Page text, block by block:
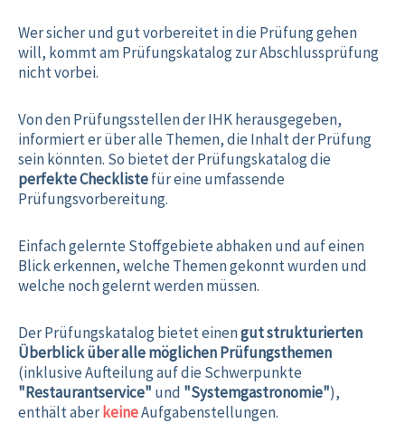
Wer sicher und gut vorbereitet in die Prüfung gehen
will, kommt am Prüfungskatalog zur Abschlussprüfung
nicht vorbei.
Von den Prüfungsstellen der IHK herausgegeben,
informiert er über alle Themen, die Inhalt der Prüfung
sein könnten. So bietet der Prüfungskatalog die
perfekte Checklistefür eine umfassende
Prüfungsvorbereitung.
Einfach gelernte Stoffgebiete abhaken und auf einen
Blick erkennen, welche Themen gekonnt wurden und
welche noch gelernt werden müssen.
Der Prüfungskatalog bietet einengut strukturierten
Überblick über alle möglichen Prüfungsthemen
(inklusive Aufteilung auf die Schwerpunkte
"Restaurantservice" und "Systemgastronomie"),
enthält aberkeineAufgabenstellungen.